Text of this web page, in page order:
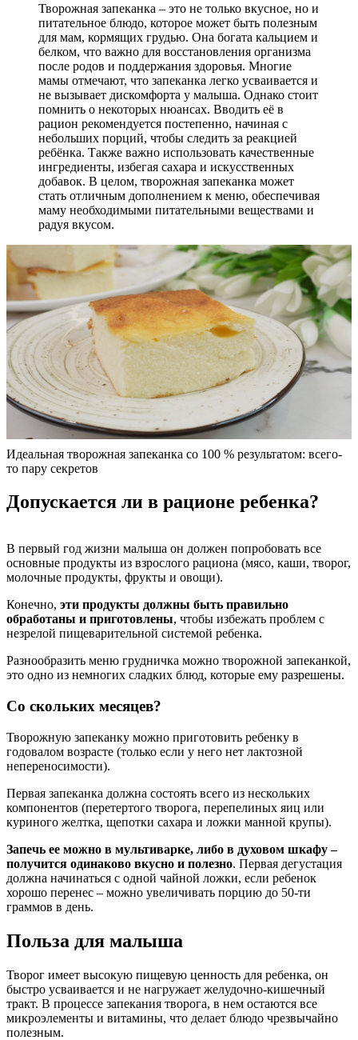
Творожная запеканка – это не только вкусное, но и
питательное блюдо, которое может быть полезным
для мам, кормящих грудью. Она богата кальцием и
белком, что важно для восстановления организма
после родов и поддержания здоровья. Многие
мамы отмечают, что запеканка легко усваивается и
не вызывает дискомфорта у малыша. Однако стоит
помнить о некоторых нюансах. Вводить её в
рацион рекомендуется постепенно, начиная с
небольших порций, чтобы следить за реакцией
ребёнка. Также важно использовать качественные
ингредиенты, избегая сахара и искусственных
добавок. В целом, творожная запеканка может
стать отличным дополнением к меню, обеспечивая
маму необходимыми питательными веществами и
радуя вкусом.
Идеальная творожная запеканка со 100 % результатом: всего-
то пару секретов
Допускается ли в рационе ребенка?
В первый год жизни малыша он должен попробовать все
основные продукты из взрослого рациона (мясо, каши, творог,
молочные продукты, фрукты и овощи).
Конечно, эти продукты должны быть правильно
обработаны и приготовлены, чтобы избежать проблем с
незрелой пищеварительной системой ребенка.
Разнообразить меню грудничка можно творожной запеканкой,
это одно из немногих сладких блюд, которые ему разрешены.
Со скольких месяцев?
Творожную запеканку можно приготовить ребенку в
годовалом возрасте (только если у него нет лактозной
непереносимости).
Первая запеканка должна состоять всего из нескольких
компонентов (перетертого творога, перепелиных яиц или
куриного желтка, щепотки сахара и ложки манной крупы).
Запечь ее можно в мультиварке, либо в духовом шкафу –
получится одинаково вкусно и полезно. Первая дегустация
должна начинаться с одной чайной ложки, если ребенок
хорошо перенес – можно увеличивать порцию до 50-ти
граммов в день.
Польза для малыша
Творог имеет высокую пищевую ценность для ребенка, он
быстро усваивается и не нагружает желудочно-кишечный
тракт. В процессе запекания творога, в нем остаются все
микроэлементы и витамины, что делает блюдо чрезвычайно
полезным.